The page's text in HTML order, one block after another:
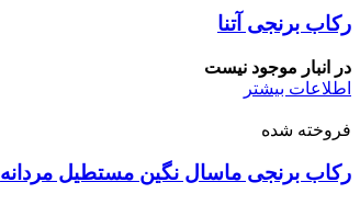
رکاب برنجی آتنا
در انبار موجود نیست
اطلاعات بیشتر
فروخته شده
رکاب برنجی ماسال نگین مستطیل مردانه